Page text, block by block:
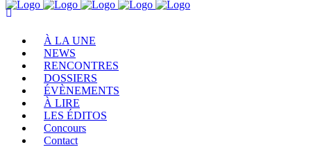
À LA UNE
NEWS
RENCONTRES
DOSSIERS
ÉVÈNEMENTS
À LIRE
LES ÉDITOS
Concours
Contact